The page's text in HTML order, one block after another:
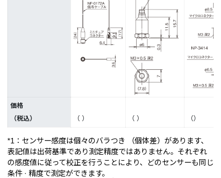
価格
（税込）
（ ） （ ） （）
*1：センサー感度は個々のバラつき （個体差）があります、
表記値は出荷基準であり測定精度ではありません。それぞれ
の感度値に従って校正を行うことにより、どのセンサーも同じ
条件 · 精度で測定ができます。